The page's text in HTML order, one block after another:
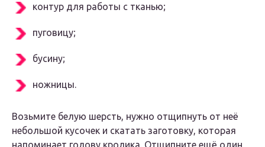
контур для работы с тканью;
пуговицу;
бусину;
ножницы.
Возьмите белую шерсть, нужно отщипнуть от неё
небольшой кусочек и скатать заготовку, которая